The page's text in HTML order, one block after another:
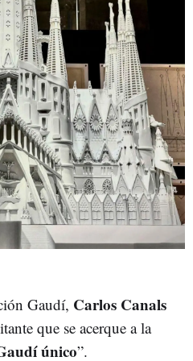
Gaudí, Carlos Canals
que se acerque a la
único”.